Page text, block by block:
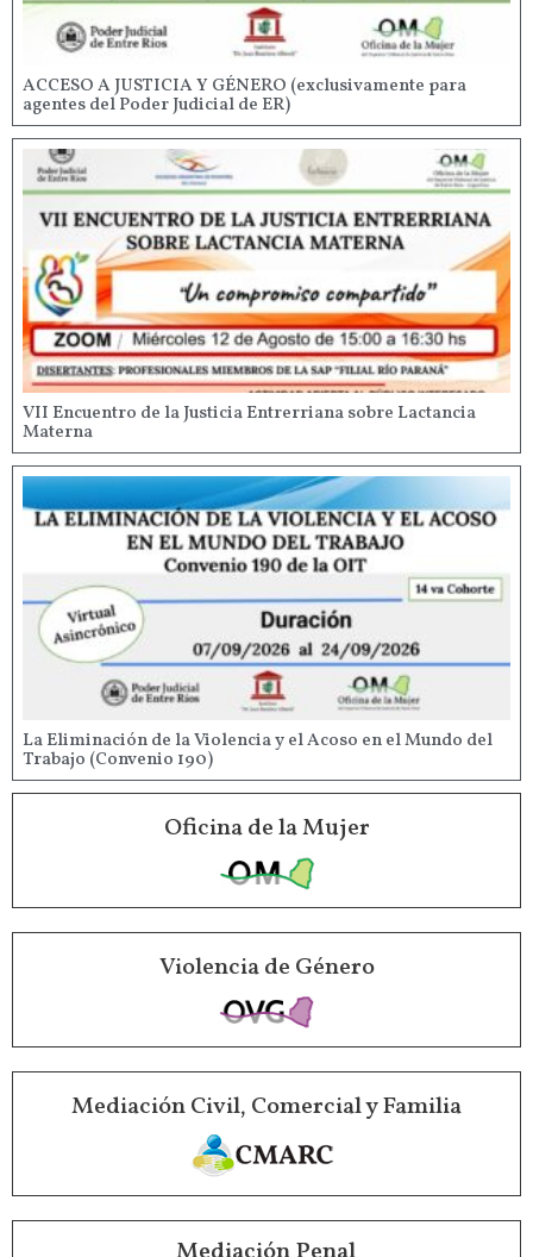
ACCESO A JUSTICIA Y GÉNERO (exclusivamente para
agentes del Poder Judicial de ER)
VII Encuentro de la Justicia Entrerriana sobre Lactancia
Materna
La Eliminación de la Violencia y el Acoso en el Mundo del
Trabajo (Convenio 190)
Oficina de la Mujer
Violencia de Género
Mediación Civil, Comercial y Familia